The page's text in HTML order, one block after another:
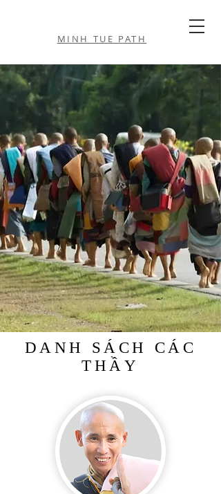
MINH TUE PATH
DANH SÁCH CÁC
THẦY